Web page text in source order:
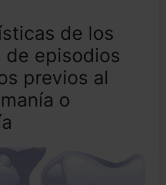
de los
de episodios
previos al
o